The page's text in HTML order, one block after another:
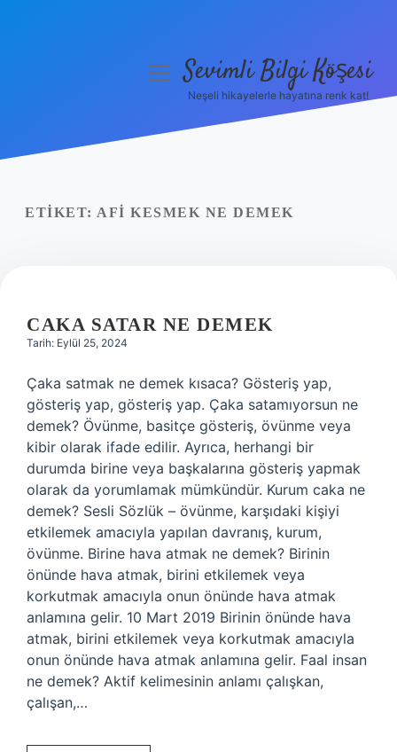
Yasal Uyarı
menüyüSevimli Bilgi Köşesi
Neşeli hikayelerle hayatına renk kat!
ETIKET: AFI KESMEK NE DEMEK
CAKA SATAR NE DEMEK
Tarih: Eylül 25, 2024
Çaka satmak ne demek kısaca? Gösteriş yap,
gösteriş yap, gösteriş yap. Çaka satamıyorsun ne
demek? Övünme, basitçe gösteriş, övünme veya
kibir olarak ifade edilir. Ayrıca, herhangi bir
durumda birine veya başkalarına gösteriş yapmak
olarak da yorumlamak mümkündür. Kurum caka ne
demek? Sesli Sözlük – övünme, karşıdaki kişiyi
etkilemek amacıyla yapılan davranış, kurum,
övünme. Birine hava atmak ne demek? Birinin
önünde hava atmak, birini etkilemek veya
korkutmak amacıyla onun önünde hava atmak
anlamına gelir. 10 Mart 2019 Birinin önünde hava
atmak, birini etkilemek veya korkutmak amacıyla
onun önünde hava atmak anlamına gelir. Faal insan
ne demek? Aktif kelimesinin anlamı çalışkan,
çalışan,…